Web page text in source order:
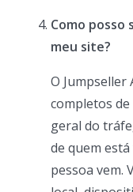
Como posso
meu site?
O
completos
geral do
de quem
pessoa vem.